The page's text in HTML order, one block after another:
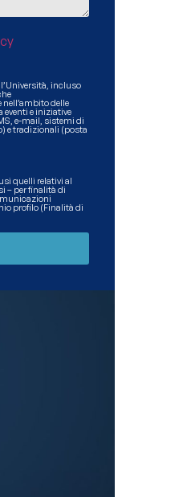
incluso
delle
eventi e iniziative
e-mail, sistemi di
e tradizionali (posta
quelli relativi al
– per finalità di
profilo (Finalità di